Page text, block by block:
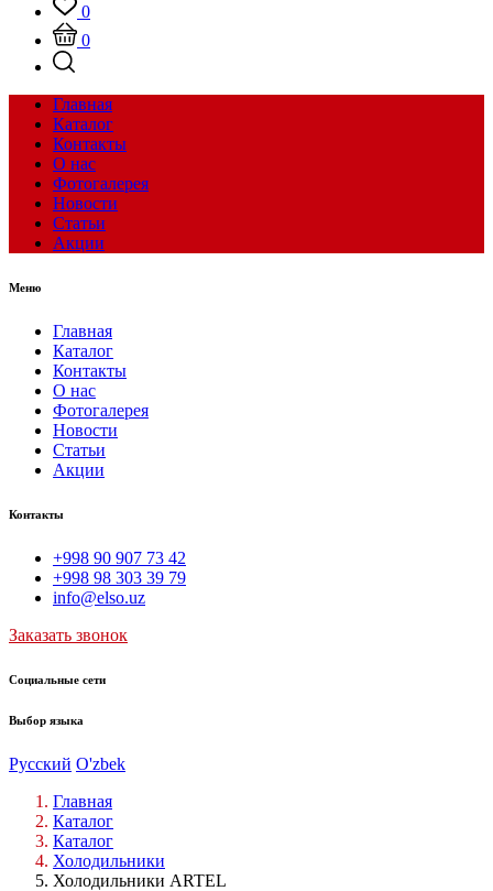
0
0
Главная
Каталог
Контакты
О нас
Фотогалерея
Новости
Статьи
Акции
Меню
Главная
Каталог
Контакты
О нас
Фотогалерея
Новости
Статьи
Акции
Контакты
+998 90 907 73 42
+998 98 303 39 79
info@elso.uz
Заказать звонок
Социальные сети
Выбор языка
Русский O'zbek
Главная
Каталог
Каталог
Холодильники
Холодильники ARTEL